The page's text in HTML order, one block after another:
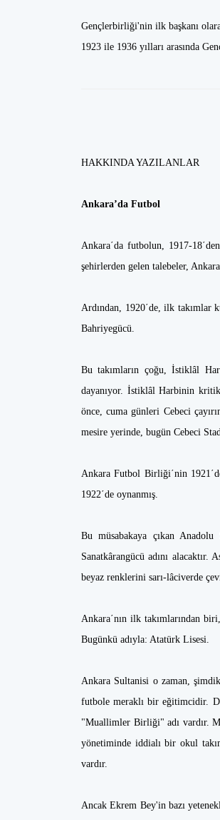
Gençlerbirliği'nin ilk başkanı
1923 ile 1936 yılları arasında
HAKKINDA YAZILANLAR
Ankara’da Futbol
Ankara΄da futbolun, 1917-
şehirlerden gelen talebeler,
Ardından, 1920΄de, ilk takımlar
Bahriyegücü.
Bu takımların çoğu, İstiklâl
dayanıyor. İstiklâl Harbinin
önce, cuma günleri Cebeci
mesire yerinde, bugün Cebeci
Ankara Futbol Birliği΄nin
1922΄de oynanmış.
Bu müsabakaya çıkan Anadolu
Sanatkârangücü adını
beyaz renklerini sarı-lâciverde
Ankara΄nın ilk takımlarından
Bugünkü adıyla: Atatürk Lisesi.
Ankara Sultanisi o zaman,
futbole meraklı bir eğitimcidir.
"Muallimler Birliği" adı vardır.
yönetiminde iddialı bir okul
vardır.
Ancak Ekrem Bey'in bazı